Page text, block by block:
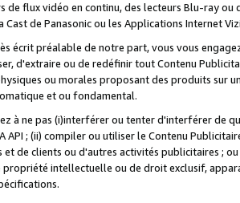
de flux vidéo en continu, des lecteurs Blu-ray
Cast de Panasonic ou les Applications Internet
écrit préalable de notre part, vous vous
d'extraire ou de redéfinir tout Contenu
ou morales proposant des produits sur
et ou fondamental.
à ne pas (i)interférer ou tenter d'interférer de
API ; (ii) compiler ou utiliser le Contenu
et de clients ou d'autres activités publicitaires ;
intellectuelle ou de droit exclusif,